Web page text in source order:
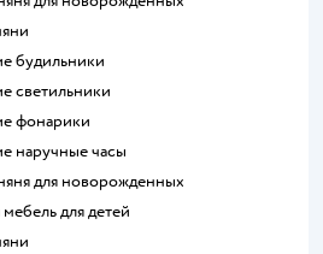
будильники
светильники
фонарики
наручные часы
для новорожденных
мебель для детей